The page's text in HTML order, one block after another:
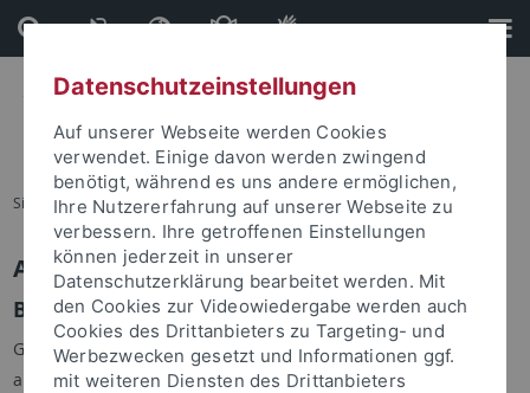
Direkt
zum
Inhalt
Direkt
zur
Fußleiste
Sie sind hier: Startseite
Anmelden
Benutzeranmeldung
Geben Sie Ihren Benutzernamen und Ihr Passwort an um sich
anzumelden:
Datenschutzeinstellungen
Auf unserer Webseite werden Cookies
verwendet. Einige davon werden zwingend
benötigt, während es uns andere ermöglichen,
Ihre Nutzererfahrung auf unserer Webseite zu
verbessern. Ihre getroffenen Einstellungen
können jederzeit in unserer
Datenschutzerklärung bearbeitet werden. Mit
den Cookies zur Videowiedergabe werden auch
Cookies des Drittanbieters zu Targeting- und
Werbezwecken gesetzt und Informationen ggf.
mit weiteren Diensten des Drittanbieters